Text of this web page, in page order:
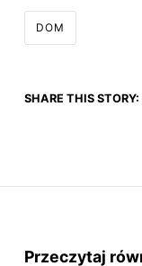
DOM
SHARE THIS STORY:
Przeczytaj